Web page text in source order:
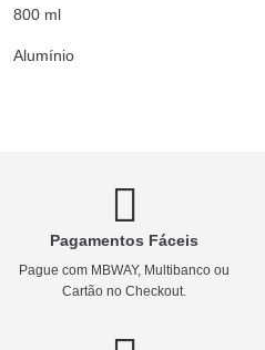
800 ml
Alumínio
Pagamentos Fáceis
Pague com MBWAY, Multibanco ou
Cartão no Checkout.